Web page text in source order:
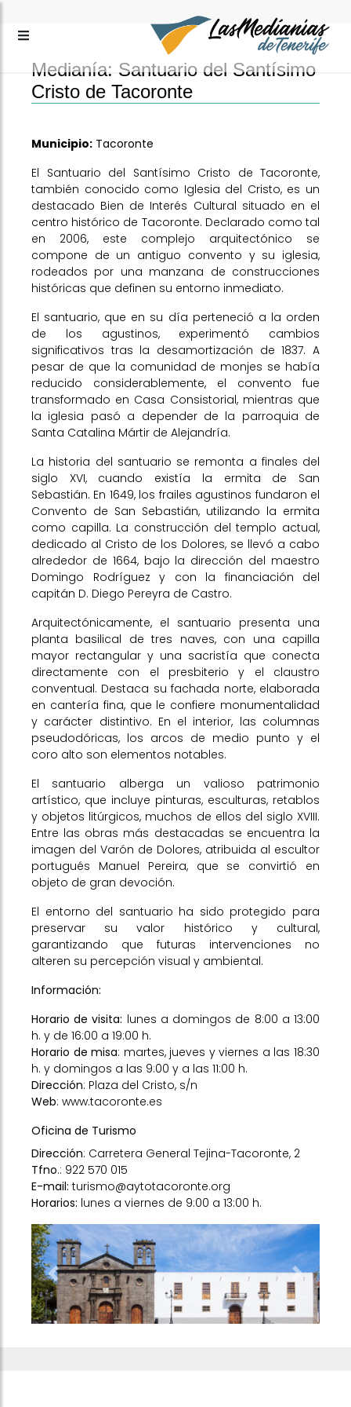
Medianía: Santuario del Santísimo
Cristo de Tacoronte
Municipio: Tacoronte
El Santuario del Santísimo Cristo de Tacoronte,
también conocido como Iglesia del Cristo, es un
destacado Bien de Interés Cultural situado en el
centro histórico de Tacoronte. Declarado como tal
en 2006, este complejo arquitectónico se
compone de un antiguo convento y su iglesia,
rodeados por una manzana de construcciones
históricas que definen su entorno inmediato.
El santuario, que en su día perteneció a la orden
de los agustinos, experimentó cambios
significativos tras la desamortización de 1837. A
pesar de que la comunidad de monjes se había
reducido considerablemente, el convento fue
transformado en Casa Consistorial, mientras que
la iglesia pasó a depender de la parroquia de
Santa Catalina Mártir de Alejandría.
La historia del santuario se remonta a finales del
siglo XVI, cuando existía la ermita de San
Sebastián. En 1649, los frailes agustinos fundaron el
Convento de San Sebastián, utilizando la ermita
como capilla. La construcción del templo actual,
dedicado al Cristo de los Dolores, se llevó a cabo
alrededor de 1664, bajo la dirección del maestro
Domingo Rodríguez y con la financiación del
capitán D. Diego Pereyra de Castro.
Arquitectónicamente, el santuario presenta una
planta basilical de tres naves, con una capilla
mayor rectangular y una sacristía que conecta
directamente con el presbiterio y el claustro
conventual. Destaca su fachada norte, elaborada
en cantería fina, que le confiere monumentalidad
y carácter distintivo. En el interior, las columnas
pseudodóricas, los arcos de medio punto y el
coro alto son elementos notables.
El santuario alberga un valioso patrimonio
artístico, que incluye pinturas, esculturas, retablos
y objetos litúrgicos, muchos de ellos del siglo XVIII.
Entre las obras más destacadas se encuentra la
imagen del Varón de Dolores, atribuida al escultor
portugués Manuel Pereira, que se convirtió en
objeto de gran devoción.
El entorno del santuario ha sido protegido para
preservar su valor histórico y cultural,
garantizando que futuras intervenciones no
alteren su percepción visual y ambiental.
Información:
Horario de visita: lunes a domingos de 8:00 a 13:00
h. y de 16:00 a 19:00 h.
Horario de misa: martes, jueves y viernes a las 18:30
h. y domingos a las 9:00 y a las 11:00 h.
Dirección: Plaza del Cristo, s/n
Web: www.tacoronte.es
Oficina de Turismo
Dirección: Carretera General Tejina-Tacoronte, 2
Tfno.: 922 570 015
E-mail: turismo@aytotacoronte.org
Horarios: lunes a viernes de 9:00 a 13:00 h.
Previous Next